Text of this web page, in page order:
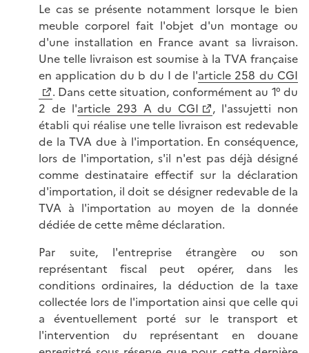
Le cas se présente notamment lorsque le bien
meuble corporel fait l'objet d'un montage ou
d'une installation en France avant sa livraison.
Une telle livraison est soumise à la TVA française
en application du b du I de l'article 258 du CGI
. Dans cette situation, conformément au 1° du
2 de l'article 293 A du CGI
, l'assujetti non
établi qui réalise une telle livraison est redevable
de la TVA due à l'importation. En conséquence,
lors de l'importation, s'il n'est pas déjà désigné
comme destinataire effectif sur la déclaration
d'importation, il doit se désigner redevable de la
TVA à l'importation au moyen de la donnée
dédiée de cette même déclaration.
Par suite, l'entreprise étrangère ou son
représentant fiscal peut opérer, dans les
conditions ordinaires, la déduction de la taxe
collectée lors de l'importation ainsi que celle qui
a éventuellement porté sur le transport et
l'intervention du représentant en douane